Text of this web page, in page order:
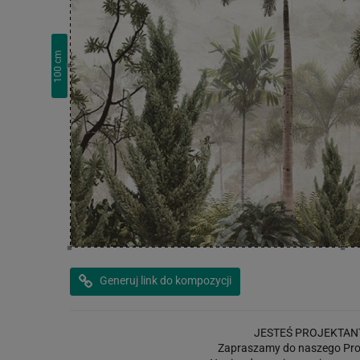
100
cm
Generuj link do kompozycji
JESTEŚ
Zapraszamy do naszego